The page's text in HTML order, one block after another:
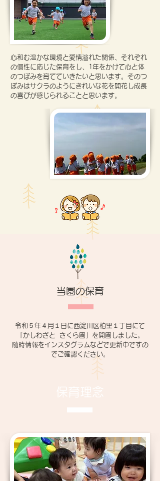
心和む温かな環境と愛情溢れた関係、それぞれ
の個性に応じた保育をし、1年をかけて心と体
のつぼみを育てていきたいと思います。そのつ
ぼみはサクラのようにきれいな花を開花し成長
の喜びが感じられることと思います。
当園の保育
令和５年４月１日に西淀川区柏里１丁目にて
「かしわざと さくら園」を開園しました。
随時情報をインスタグラムなどで更新中ですの
でご確認ください。
保育理念